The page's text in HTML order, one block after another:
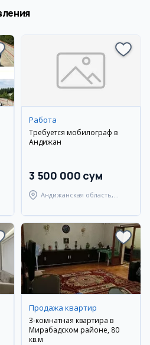
Работа
Требуется мобилограф в
Андижан
3 500 000 сум
Андижанская область,
Продажа квартир
3-комнатная квартира в
Мирабадском районе, 80
кв.м